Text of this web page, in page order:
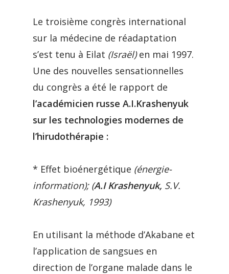
Le troisième congrès international
sur la médecine de réadaptation
s’est tenu à Eilat (Israël)en mai 1997.
Une des nouvelles sensationnelles
du congrès a été le rapport de
l’académicien russe A.I.Krashenyuk
sur les technologies modernes de
l’hirudothérapie :
* Effet bioénergétique (énergie-
information); (A.I Krashenyuk, S.V.
Krashenyuk, 1993)
En utilisant la méthode d’Akabane et
l’application de sangsues en
direction de l’organe malade dans le